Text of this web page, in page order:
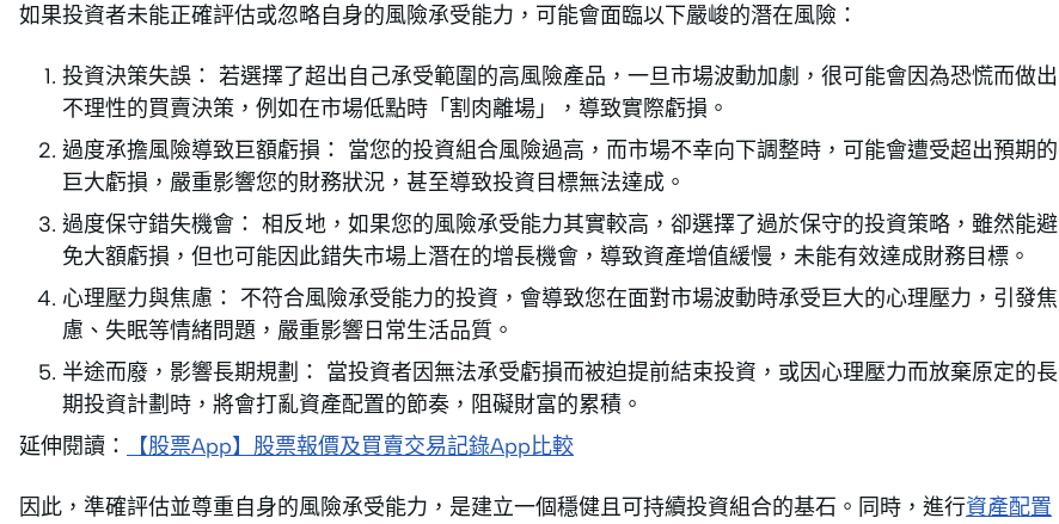
如果投資者未能正確評估或忽略自身的風險承受能力，可能會面臨以下嚴峻的潛在風險：
投資決策失誤： 若選擇了超出自己承受範圍的高風險產品，一旦市場波動加劇，很可能會因為恐慌而做出
不理性的買賣決策，例如在市場低點時「割肉離場」，導致實際虧損。
過度承擔風險導致巨額虧損： 當您的投資組合風險過高，而市場不幸向下調整時，可能會遭受超出預期的
巨大虧損，嚴重影響您的財務狀況，甚至導致投資目標無法達成。
過度保守錯失機會： 相反地，如果您的風險承受能力其實較高，卻選擇了過於保守的投資策略，雖然能避
免大額虧損，但也可能因此錯失市場上潛在的增長機會，導致資產增值緩慢，未能有效達成財務目標。
心理壓力與焦慮： 不符合風險承受能力的投資，會導致您在面對市場波動時承受巨大的心理壓力，引發焦
慮、失眠等情緒問題，嚴重影響日常生活品質。
半途而廢，影響長期規劃： 當投資者因無法承受虧損而被迫提前結束投資，或因心理壓力而放棄原定的長
期投資計劃時，將會打亂資產配置的節奏，阻礙財富的累積。
延伸閱讀：
【股票App】股票報價及買賣交易記錄App比較
因此，準確評估並尊重自身的風險承受能力，是建立一個穩健且可持續投資組合的基石。同時，進行資產配置